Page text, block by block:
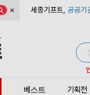
× 세종기프트, 공공기
베스트
기획전